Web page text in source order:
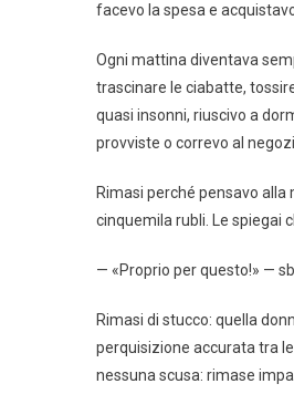
facevo la spesa e
Ogni mattina diventava
trascinare le ciabatte,
quasi insonni, riuscivo a
provviste o correvo al
Rimasi perché pensavo
cinquemila rubli. Le spiegai
— «Proprio per questo!» —
Rimasi di stucco: quella
perquisizione accurata tra
nessuna scusa: rimase